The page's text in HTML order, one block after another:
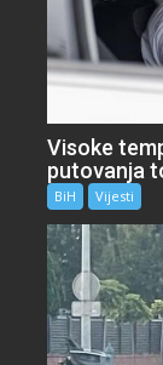
Visoke
putovanja
BiH Vijesti